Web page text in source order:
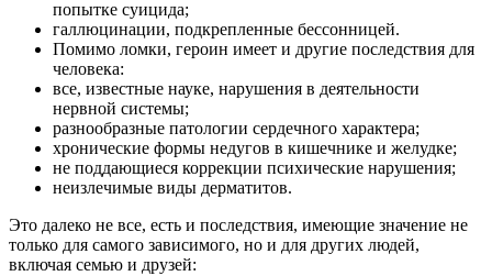
попытке суицида;
галлюцинации, подкрепленные бессонницей.
Помимо ломки, героин имеет и другие последствия для
человека:
все, известные науке, нарушения в деятельности
нервной системы;
разнообразные патологии сердечного характера;
хронические формы недугов в кишечнике и желудке;
не поддающиеся коррекции психические нарушения;
неизлечимые виды дерматитов.
Это далеко не все, есть и последствия, имеющие значение не
только для самого зависимого, но и для других людей,
включая семью и друзей: